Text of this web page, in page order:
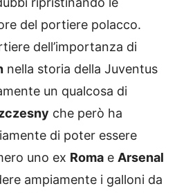
del portiere polacco.
dell’importanza di
nella storia della Juventus
un qualcosa di
che però ha
di poter essere
uno ex Roma e Arsenal
ampiamente i galloni da